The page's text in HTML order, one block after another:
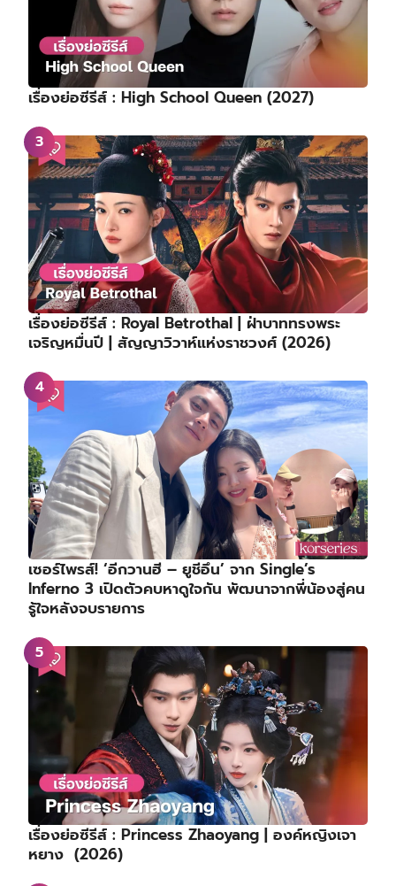
เรื่องย่อซีรีส์ : High School Queen (2027)
เรื่องย่อซีรีส์ : Royal Betrothal | ฝ่าบาททรงพระ
เจริญหมื่นปี | สัญญาวิวาห์แห่งราชวงศ์ (2026)
เซอร์ไพรส์! ‘อีกวานฮี – ยูชีอึน’ จาก Single’s
Inferno 3 เปิดตัวคบหาดูใจกัน พัฒนาจากพี่น้องสู่คน
รู้ใจหลังจบรายการ
เรื่องย่อซีรีส์ : Princess Zhaoyang | องค์หญิงเจา
หยาง (2026)